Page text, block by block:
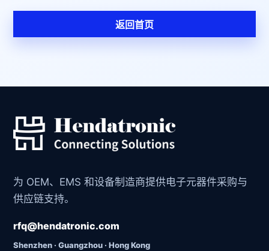
返回首页
为 OEM、EMS 和设备制造商提供电子元器件采购与
供应链支持。
rfq@hendatronic.com
Shenzhen · Guangzhou · Hong Kong